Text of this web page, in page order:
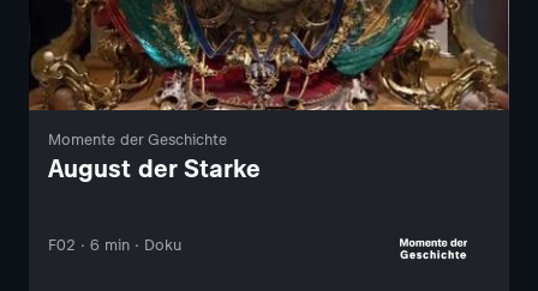
Momente der Geschichte
August der Starke
F02 · 6 min · Doku